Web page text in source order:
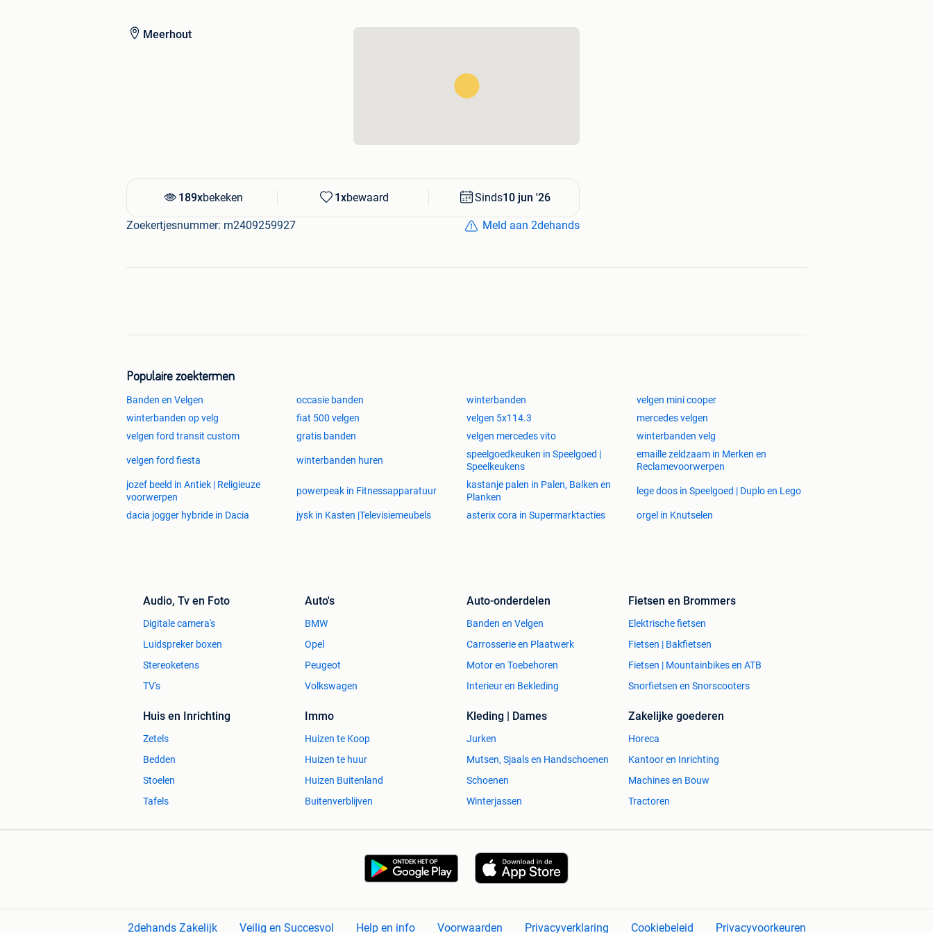
Afkomstig van een Ford Focus MK4, maar mogelijk ook passend op andere Ford-modellen
De set is direct monteerbaar en klaar voor het komende winterseizoen.
Meerhout
189xbekeken 1xbewaard Sinds10 jun '26
Zoekertjesnummer: m2409259927 Meld aan 2dehands
Populaire zoektermen
Banden en Velgen occasie banden winterbanden
velgen mini cooper
winterbanden op velg
fiat 500 velgen velgen 5x114.3
mercedes velgen
velgen ford transit custom
gratis banden velgen mercedes vito winterbanden velg
velgen ford fiesta winterbanden huren
speelgoedkeuken in Speelgoed |
Speelkeukens
emaille zeldzaam in Merken en
Reclamevoorwerpen
jozef beeld in Antiek | Religieuze
voorwerpen
powerpeak in Fitnessapparatuur
kastanje palen in Palen, Balken en
Planken
lege doos in Speelgoed | Duplo en Lego
dacia jogger hybride in Dacia jysk in Kasten |Televisiemeubels asterix cora in Supermarktacties orgel in Knutselen
Audio, Tv en Foto
Digitale camera's
Luidspreker boxen
Stereoketens
TV's
Auto's
BMW
Opel
Peugeot
Volkswagen
Auto-onderdelen
Banden en Velgen
Carrosserie en Plaatwerk
Motor en Toebehoren
Interieur en Bekleding
Fietsen en Brommers
Elektrische fietsen
Fietsen | Bakfietsen
Fietsen | Mountainbikes en ATB
Snorfietsen en Snorscooters
Huis en Inrichting
Zetels
Bedden
Stoelen
Tafels
Immo
Huizen te Koop
Huizen te huur
Huizen Buitenland
Buitenverblijven
Kleding | Dames
Jurken
Mutsen, Sjaals en Handschoenen
Schoenen
Winterjassen
Zakelijke goederen
Horeca
Kantoor en Inrichting
Machines en Bouw
Tractoren
2dehands Zakelijk Veilig en Succesvol Help en info Voorwaarden Privacyverklaring Cookiebeleid Privacyvoorkeuren